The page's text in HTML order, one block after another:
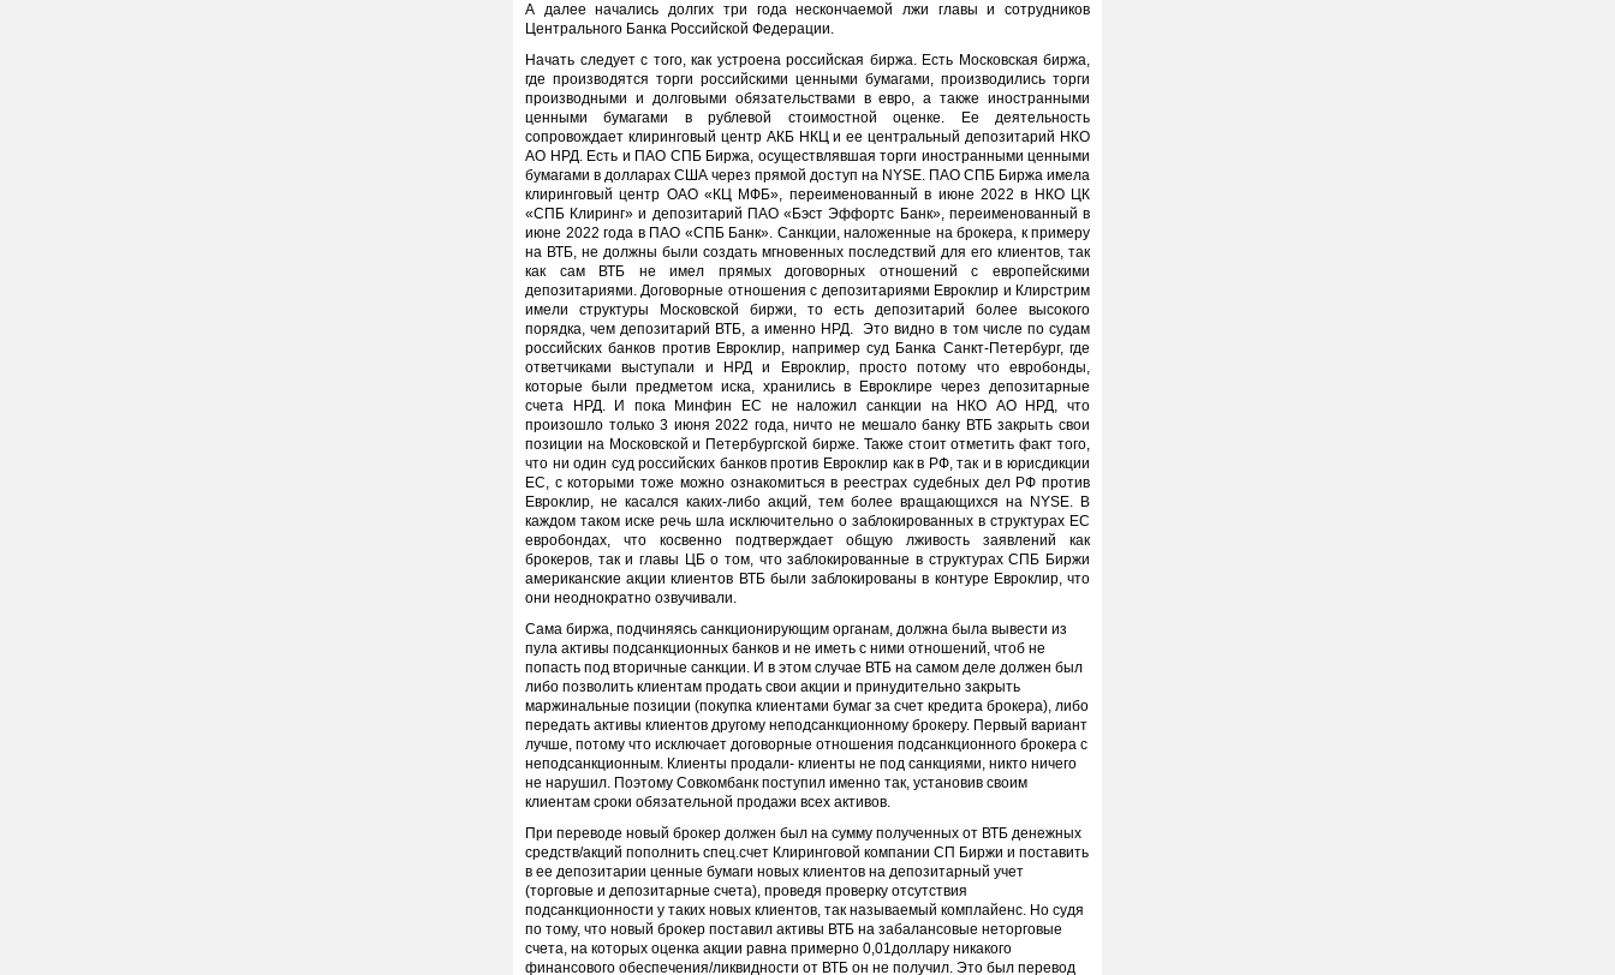
А далее начались долгих три года нескончаемой лжи главы и сотрудников
Центрального Банка Российской Федерации.
Начать следует с того, как устроена российская биржа. Есть Московская биржа,
где производятся торги российскими ценными бумагами, производились торги
производными и долговыми обязательствами в евро, а также иностранными
ценными бумагами в рублевой стоимостной оценке. Ее деятельность
сопровождает клиринговый центр АКБ НКЦ и ее центральный депозитарий НКО
АО НРД. Есть и ПАО СПБ Биржа, осуществлявшая торги иностранными ценными
бумагами в долларах США через прямой доступ на NYSE. ПАО СПБ Биржа имела
клиринговый центр ОАО «КЦ МФБ», переименованный в июне 2022 в НКО ЦК
«СПБ Клиринг» и депозитарий ПАО «Бэст Эффортс Банк», переименованный в
июне 2022 года в ПАО «СПБ Банк». Санкции, наложенные на брокера, к примеру
на ВТБ, не должны были создать мгновенных последствий для его клиентов, так
как сам ВТБ не имел прямых договорных отношений с европейскими
депозитариями. Договорные отношения с депозитариями Евроклир и Клирстрим
имели структуры Московской биржи, то есть депозитарий более высокого
порядка, чем депозитарий ВТБ, а именно НРД. Это видно в том числе по судам
российских банков против Евроклир, например суд Банка Санкт-Петербург, где
ответчиками выступали и НРД и Евроклир, просто потому что евробонды,
которые были предметом иска, хранились в Евроклире через депозитарные
счета НРД. И пока Минфин ЕС не наложил санкции на НКО АО НРД, что
произошло только 3 июня 2022 года, ничто не мешало банку ВТБ закрыть свои
позиции на Московской и Петербургской бирже. Также стоит отметить факт того,
что ни один суд российских банков против Евроклир как в РФ, так и в юрисдикции
ЕС, с которыми тоже можно ознакомиться в реестрах судебных дел РФ против
Евроклир, не касался каких-либо акций, тем более вращающихся на NYSE. В
каждом таком иске речь шла исключительно о заблокированных в структурах ЕС
евробондах, что косвенно подтверждает общую лживость заявлений как
брокеров, так и главы ЦБ о том, что заблокированные в структурах СПБ Биржи
американские акции клиентов ВТБ были заблокированы в контуре Евроклир, что
они неоднократно озвучивали.
Сама биржа, подчиняясь санкционирующим органам, должна была вывести из
пула активы подсанкционных банков и не иметь с ними отношений, чтоб не
попасть под вторичные санкции. И в этом случае ВТБ на самом деле должен был
либо позволить клиентам продать свои акции и принудительно закрыть
маржинальные позиции (покупка клиентами бумаг за счет кредита брокера), либо
передать активы клиентов другому неподсанкционному брокеру. Первый вариант
лучше, потому что исключает договорные отношения подсанкционного брокера с
неподсанкционным. Клиенты продали- клиенты не под санкциями, никто ничего
не нарушил. Поэтому Совкомбанк поступил именно так, установив своим
клиентам сроки обязательной продажи всех активов.
При переводе новый брокер должен был на сумму полученных от ВТБ денежных
средств/акций пополнить спец.счет Клиринговой компании СП Биржи и поставить
в ее депозитарии ценные бумаги новых клиентов на депозитарный учет
(торговые и депозитарные счета), проведя проверку отсутствия
подсанкционности у таких новых клиентов, так называемый комплайенс. Но судя
по тому, что новый брокер поставил активы ВТБ на забалансовые неторговые
счета, на которых оценка акции равна примерно 0,01доллару никакого
финансового обеспечения/ликвидности от ВТБ он не получил. Это был перевод